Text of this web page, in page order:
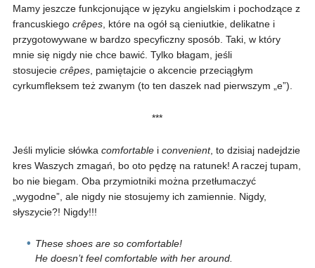
Mamy jeszcze funkcjonujące w języku angielskim i pochodzące z
francuskiego crêpes, które na ogół są cieniutkie, delikatne i
przygotowywane w bardzo specyficzny sposób. Taki, w który
mnie się nigdy nie chce bawić. Tylko błagam, jeśli
stosujecie crêpes, pamiętajcie o akcencie przeciągłym
cyrkumfleksem też zwanym (to ten daszek nad pierwszym „e”).
***
Jeśli mylicie słówka comfortablei convenient, to dzisiaj nadejdzie
kres Waszych zmagań, bo oto pędzę na ratunek! A raczej tupam,
bo nie biegam. Oba przymiotniki można przetłumaczyć
„wygodne”, ale nigdy nie stosujemy ich zamiennie. Nigdy,
słyszycie?! Nigdy!!!
These shoes are so comfortable!
He doesn’t feel comfortable with her around.